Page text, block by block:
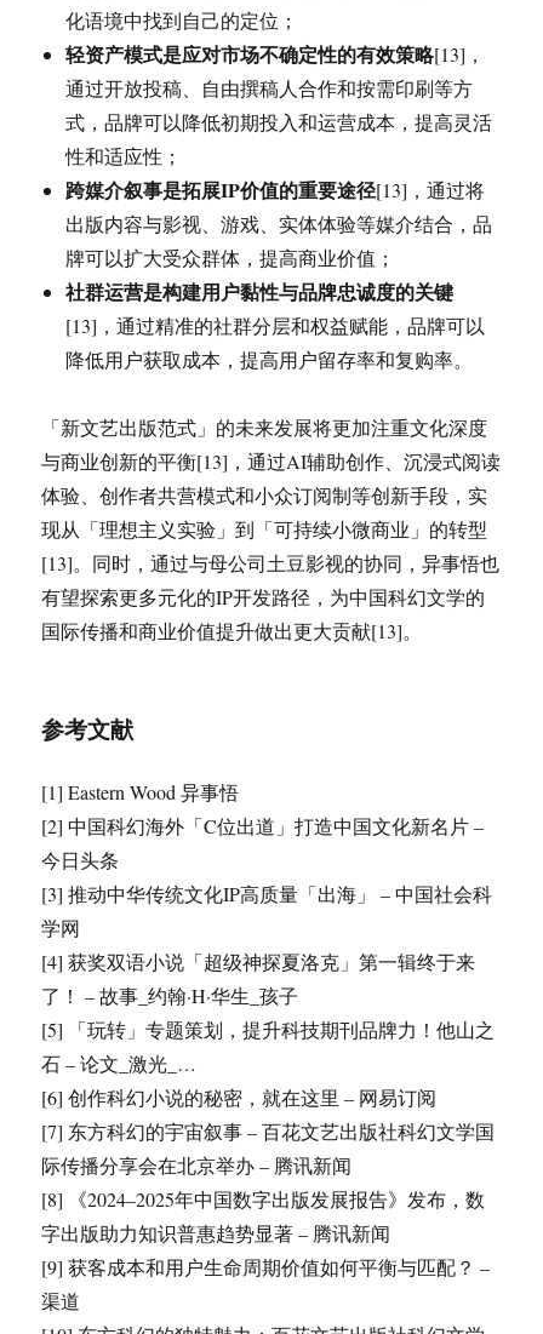
化语境中找到自己的定位；
轻资产模式是应对市场不确定性的有效策略[13]，
通过开放投稿、自由撰稿人合作和按需印刷等方
式，品牌可以降低初期投入和运营成本，提高灵活
性和适应性；
跨媒介叙事是拓展IP价值的重要途径[13]，通过将
出版内容与影视、游戏、实体体验等媒介结合，品
牌可以扩大受众群体，提高商业价值；
社群运营是构建用户黏性与品牌忠诚度的关键
[13]，通过精准的社群分层和权益赋能，品牌可以
降低用户获取成本，提高用户留存率和复购率。
「新文艺出版范式」的未来发展将更加注重文化深度
与商业创新的平衡[13]，通过AI辅助创作、沉浸式阅读
体验、创作者共营模式和小众订阅制等创新手段，实
现从「理想主义实验」到「可持续小微商业」的转型
[13]。同时，通过与母公司土豆影视的协同，异事悟也
有望探索更多元化的IP开发路径，为中国科幻文学的
国际传播和商业价值提升做出更大贡献[13]。
参考文献
[1] Eastern Wood 异事悟
[2] 中国科幻海外「C位出道」打造中国文化新名片 –
今日头条
[3] 推动中华传统文化IP高质量「出海」 – 中国社会科
学网
[4] 获奖双语小说「超级神探夏洛克」第一辑终于来
了！ – 故事_约翰·H·华生_孩子
[5] 「玩转」专题策划，提升科技期刊品牌力！他山之
石 – 论文_激光_…
[6] 创作科幻小说的秘密，就在这里 – 网易订阅
[7] 东方科幻的宇宙叙事 – 百花文艺出版社科幻文学国
际传播分享会在北京举办 – 腾讯新闻
[8] 《2024–2025年中国数字出版发展报告》发布，数
字出版助力知识普惠趋势显著 – 腾讯新闻
[9] 获客成本和用户生命周期价值如何平衡与匹配？ –
渠道